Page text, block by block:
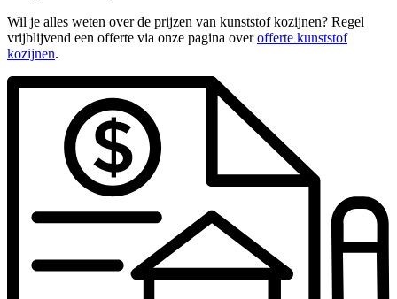
Wil je alles weten over de prijzen van kunststof kozijnen? Regel
vrijblijvend een offerte via onze pagina overofferte kunststof
kozijnen.